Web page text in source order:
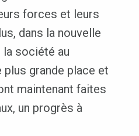
forces et leurs
dans la nouvelle
la société au
grande place et
maintenant faites
un progrès à